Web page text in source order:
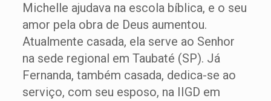
Michelle ajudava na escola bíblica, e o seu
amor pela obra de Deus aumentou.
Atualmente casada, ela serve ao Senhor
na sede regional em Taubaté (SP). Já
Fernanda, também casada, dedica-se ao
serviço, com seu esposo, na IIGD em